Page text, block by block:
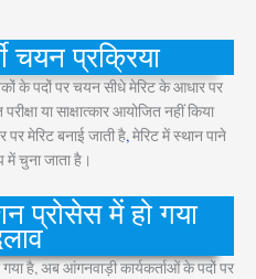
चयन प्रक्रिया
के पदों पर चयन सीधे मेरिट के आधार पर
या साक्षात्कार आयोजित नहीं किया
मेरिट बनाई जाती है,मेरिट में स्थान पाने
में चुना जाता है।
प्रोसेस में हो गया
है, अब आंगनवाड़ी कार्यकर्ताओं के पदों पर